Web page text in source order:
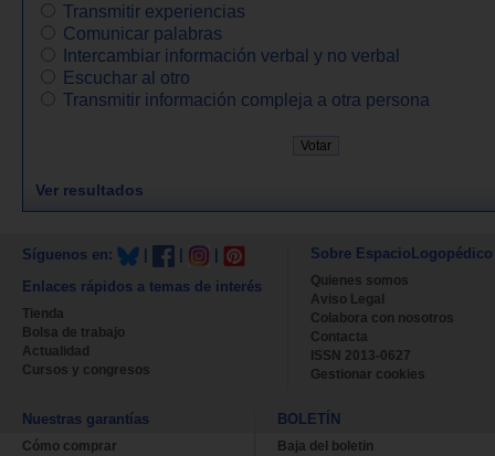
Transmitir experiencias
Comunicar palabras
Intercambiar información verbal y no verbal
Escuchar al otro
Transmitir información compleja a otra persona
Ver resultados
Síguenos en:
Enlaces rápidos a temas de interés
Tienda
Bolsa de trabajo
Actualidad
Cursos y congresos
Sobre EspacioLogopédico
Quienes somos
Aviso Legal
Colabora con nosotros
Contacta
ISSN 2013-0627
Gestionar cookies
Nuestras garantías
Cómo comprar
BOLETÍN
Baja del boletin